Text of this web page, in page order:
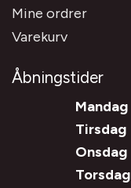
Mine ordrer
Varekurv
Åbningstider
Mandag
Tirsdag
Onsdag
Torsdag